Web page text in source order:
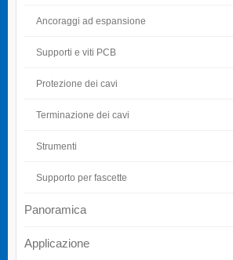
Ancoraggi ad espansione
Supporti e viti PCB
Protezione dei cavi
Terminazione dei cavi
Strumenti
Supporto per fascette
Panoramica
Applicazione